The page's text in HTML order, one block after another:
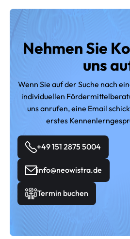
Nehmen Sie
uns
Wenn Sie auf der Suche nach
individuellen
uns anrufen, eine Email
erstes
+49 151 2875 5004
info@neowistra.de
Termin buchen